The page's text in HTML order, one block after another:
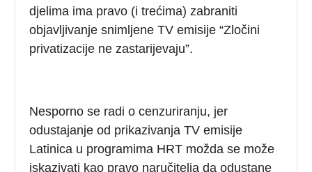
djelima ima pravo (i trećima) zabraniti
objavljivanje snimljene TV emisije “Zločini
privatizacije ne zastarijevaju”.
Nesporno se radi o cenzuriranju, jer
odustajanje od prikazivanja TV emisije
Latinica u programima HRT možda se može
iskazivati kao pravo naručitelja da odustane